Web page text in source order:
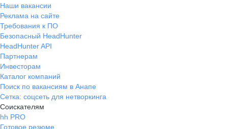
Наши вакансии
Реклама на сайте
Требования к ПО
Безопасный HeadHunter
HeadHunter API
Партнерам
Инвесторам
Каталог компаний
Поиск по вакансиям в Анапе
Сетка: соцсеть для нетворкинга
Соискателям
hh PRO
Готовое резюме